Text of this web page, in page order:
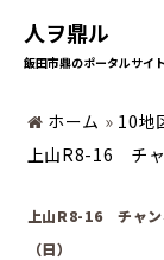
人ヲ鼎ル
飯田市鼎のポータルサイト
ホーム » 10地
上山R8-16 チャ
上山R8-16 チャ
（日）